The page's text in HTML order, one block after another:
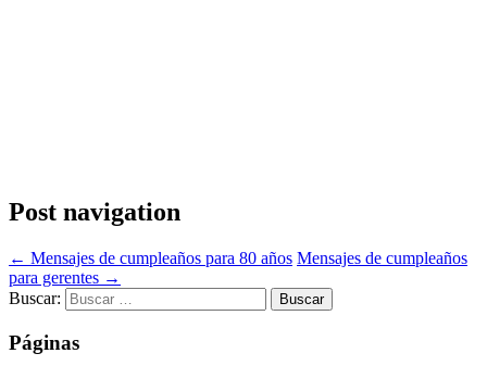
Post navigation
← Mensajes de cumpleaños para 80 años Mensajes de cumpleaños
para gerentes →
Buscar:
Páginas